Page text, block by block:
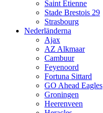
Saint Etienne
Stade Brestois 29
Strasbourg
Nederländerna
Ajax
AZ Alkmaar
Cambuur
Feyenoord
Fortuna Sittard
GO Ahead Eagles
Groningen
Heerenveen